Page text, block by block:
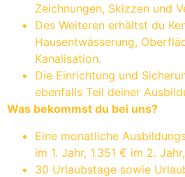
Zeichnungen, Skizzen und
Des Weiteren erhältst du
Hausentwässerung,
Kanalisation.
Die Einrichtung und
ebenfalls Teil deiner
Was bekommst du bei uns?
Eine monatliche
im 1. Jahr, 1.351 € im 2.
30 Urlaubstage sowie